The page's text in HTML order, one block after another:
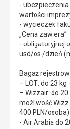
- ubezpieczenia
wartości
- wycieczek
„Cena zawiera”
- obligatoryjnej
usd/os./dzień
Bagaż
– LOT: do 23 kg
– Wizzair: do
możliwość Wizz
400 PLN/osoba)
- Air Arabia do